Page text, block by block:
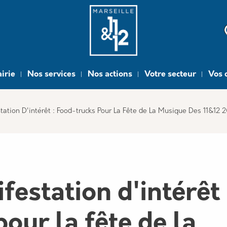
Nos services Nos actions Votre secteur Vos
D'intérêt : Food-trucks Pour La Fête de La Musique Des 11&12
d'intérêt